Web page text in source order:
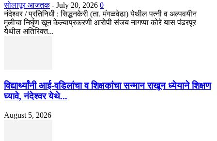
सोलापूर आजतक - July 20, 2026 0
नंदेश्वर / प्रतिनिधी : सिद्धनकेरी (ता. मंगळवेढा) येथील पत्नी व अल्पवयीन
मुलीचा निर्घृण खून केल्याप्रकरणी आरोपी संजय नागप्पा कोरे यास पंढरपूर
येथील अतिरिक्त...
विद्यार्थ्यांनी आई-वडिलांचा व शिक्षकांचा सन्मान राखून ध्येयाने शिक्षण
घ्यावे, नंदेश्वर येथे...
August 5, 2026